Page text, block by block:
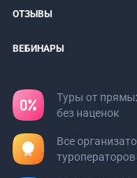
ОТЗЫВЫ
ВЕБИНАРЫ
Туры от
без наценок
Все
туроператоров